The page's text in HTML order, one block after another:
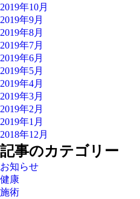
2019年10月
2019年9月
2019年8月
2019年7月
2019年6月
2019年5月
2019年4月
2019年3月
2019年2月
2019年1月
2018年12月
記事のカテゴリー
お知らせ
健康
施術